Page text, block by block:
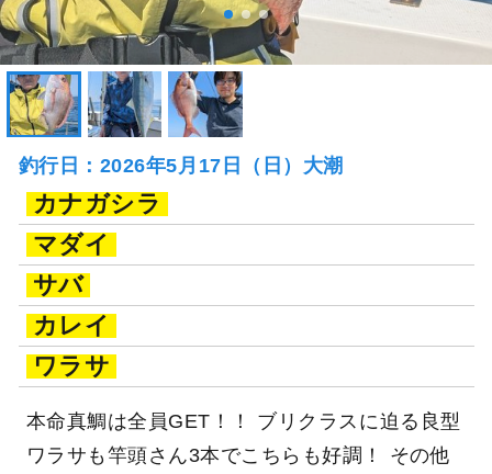
釣行日：2026年5月17日（日）大潮
カナガシラ
マダイ
サバ
カレイ
ワラサ
本命真鯛は全員GET！！ ブリクラスに迫る良型
ワラサも竿頭さん3本でこちらも好調！ その他